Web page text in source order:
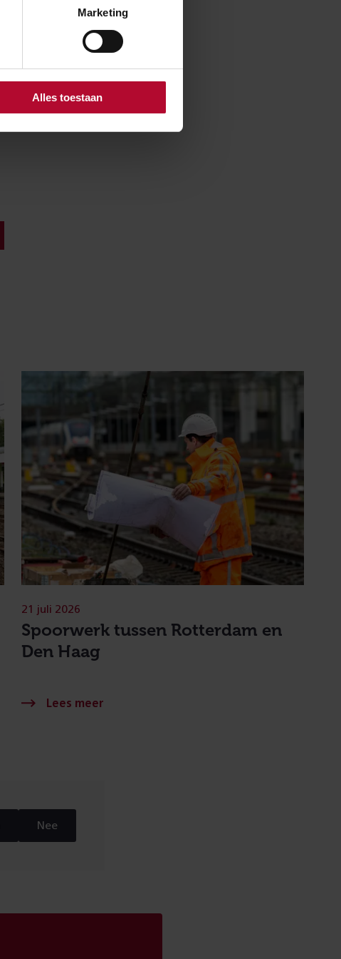
Marketing
Alles toestaan
Spoorwerk tussen Rotterdam en
Den Haag
21 juli 2026
Nee